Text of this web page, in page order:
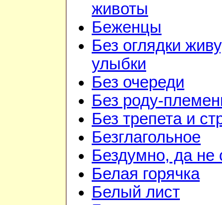
животы
Беженцы
Без оглядки
улыбки
Без очереди
Без роду-
Без трепета и
Безглагольное
Бездумно, да не
Белая горячка
Белый лист